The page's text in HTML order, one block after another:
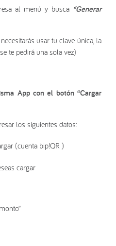
al menú y busca “Generar
usar tu clave única, la
te pedirá una sola vez)
App con el botón “Cargar
los siguientes datos:
(cuenta bip!QR )
cargar